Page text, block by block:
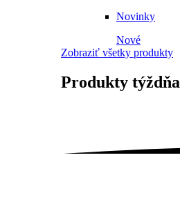
Novinky
Nové
Zobraziť všetky produkty
Produkty týždňa